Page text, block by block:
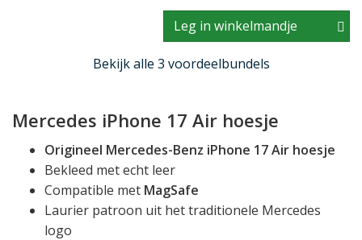
Leg in winkelmandje
Bekijk alle 3 voordeelbundels
Mercedes iPhone 17 Air hoesje
Origineel Mercedes-Benz iPhone 17 Air hoesje
Bekleed met echt leer
Compatible met MagSafe
Laurier patroon uit het traditionele Mercedes
logo